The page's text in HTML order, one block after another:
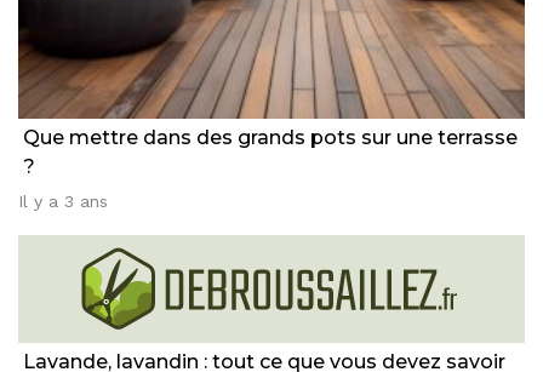
Que mettre dans des grands pots sur une terrasse
?
Il y a 3 ans
Lavande, lavandin : tout ce que vous devez savoir